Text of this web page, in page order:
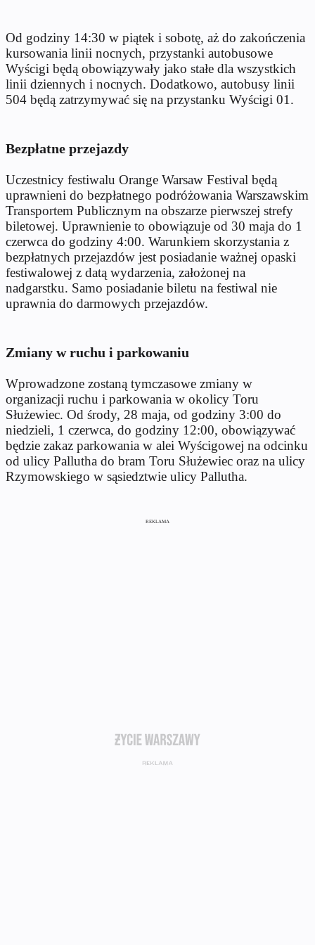
Od godziny 14:30 w piątek i sobotę, aż do zakończenia
kursowania linii nocnych, przystanki autobusowe
Wyścigi będą obowiązywały jako stałe dla wszystkich
linii dziennych i nocnych. Dodatkowo, autobusy linii
504 będą zatrzymywać się na przystanku Wyścigi 01.
Bezpłatne przejazdy
Uczestnicy festiwalu Orange Warsaw Festival będą
uprawnieni do bezpłatnego podróżowania Warszawskim
Transportem Publicznym na obszarze pierwszej strefy
biletowej. Uprawnienie to obowiązuje od 30 maja do 1
czerwca do godziny 4:00. Warunkiem skorzystania z
bezpłatnych przejazdów jest posiadanie ważnej opaski
festiwalowej z datą wydarzenia, założonej na
nadgarstku. Samo posiadanie biletu na festiwal nie
uprawnia do darmowych przejazdów.
Zmiany w ruchu i parkowaniu
Wprowadzone zostaną tymczasowe zmiany w
organizacji ruchu i parkowania w okolicy Toru
Służewiec. Od środy, 28 maja, od godziny 3:00 do
niedzieli, 1 czerwca, do godziny 12:00, obowiązywać
będzie zakaz parkowania w alei Wyścigowej na odcinku
od ulicy Pallutha do bram Toru Służewiec oraz na ulicy
Rzymowskiego w sąsiedztwie ulicy Pallutha.
REKLAMA